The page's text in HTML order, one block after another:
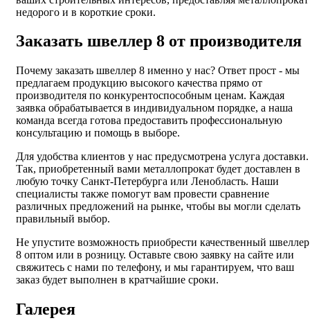
недорого и в короткие сроки.
Заказать швеллер 8 от производителя
Почему заказать швеллер 8 именно у нас? Ответ прост - мы
предлагаем продукцию высокого качества прямо от
производителя по конкурентоспособным ценам. Каждая
заявка обрабатывается в индивидуальном порядке, а наша
команда всегда готова предоставить профессиональную
консультацию и помощь в выборе.
Для удобства клиентов у нас предусмотрена услуга доставки.
Так, приобретенный вами металлопрокат будет доставлен в
любую точку Санкт-Петербурга или Ленобласть. Наши
специалисты также помогут вам провести сравнение
различных предложений на рынке, чтобы вы могли сделать
правильный выбор.
Не упустите возможность приобрести качественный швеллер
8 оптом или в розницу. Оставьте свою заявку на сайте или
свяжитесь с нами по телефону, и мы гарантируем, что ваш
заказ будет выполнен в кратчайшие сроки.
Галерея